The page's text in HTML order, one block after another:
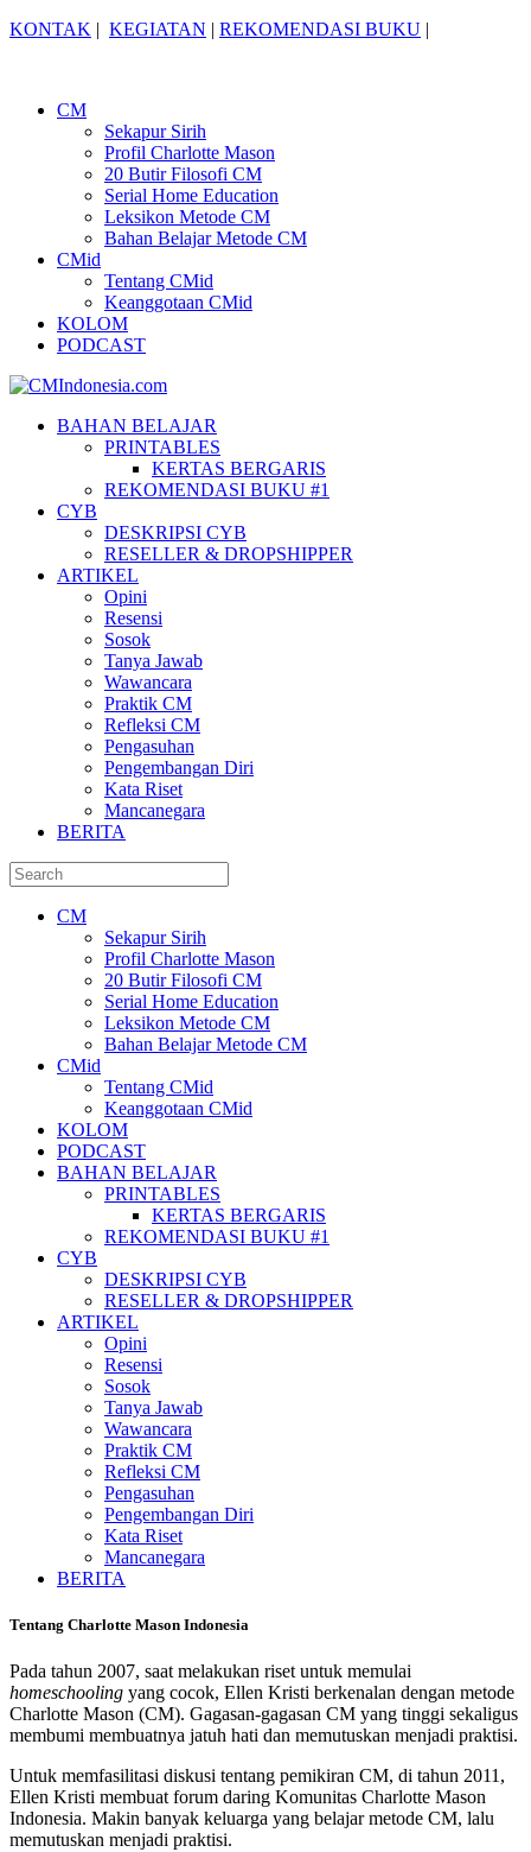
KONTAK | KEGIATAN | REKOMENDASI BUKU |
CM
Sekapur Sirih
Profil Charlotte Mason
20 Butir Filosofi CM
Serial Home Education
Leksikon Metode CM
Bahan Belajar Metode CM
CMid
Tentang CMid
Keanggotaan CMid
KOLOM
PODCAST
BAHAN BELAJAR
PRINTABLES
KERTAS BERGARIS
REKOMENDASI BUKU #1
CYB
DESKRIPSI CYB
RESELLER & DROPSHIPPER
ARTIKEL
Opini
Resensi
Sosok
Tanya Jawab
Wawancara
Praktik CM
Refleksi CM
Pengasuhan
Pengembangan Diri
Kata Riset
Mancanegara
BERITA
CM
Sekapur Sirih
Profil Charlotte Mason
20 Butir Filosofi CM
Serial Home Education
Leksikon Metode CM
Bahan Belajar Metode CM
CMid
Tentang CMid
Keanggotaan CMid
KOLOM
PODCAST
BAHAN BELAJAR
PRINTABLES
KERTAS BERGARIS
REKOMENDASI BUKU #1
CYB
DESKRIPSI CYB
RESELLER & DROPSHIPPER
ARTIKEL
Opini
Resensi
Sosok
Tanya Jawab
Wawancara
Praktik CM
Refleksi CM
Pengasuhan
Pengembangan Diri
Kata Riset
Mancanegara
BERITA
Tentang Charlotte Mason Indonesia
Pada tahun 2007, saat melakukan riset untuk memulai
homeschooling yang cocok, Ellen Kristi berkenalan dengan metode
Charlotte Mason (CM). Gagasan-gagasan CM yang tinggi sekaligus
membumi membuatnya jatuh hati dan memutuskan menjadi praktisi.
Untuk memfasilitasi diskusi tentang pemikiran CM, di tahun 2011,
Ellen Kristi membuat forum daring Komunitas Charlotte Mason
Indonesia. Makin banyak keluarga yang belajar metode CM, lalu
memutuskan menjadi praktisi.